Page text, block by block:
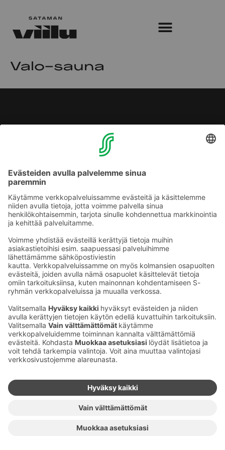
Valo-sauna
62°14’07.4”N 25°45’39.4”E
Satamakatu 10, 40100 Jyväskylä
010 76 75453
sataman.viilu@sok.fi